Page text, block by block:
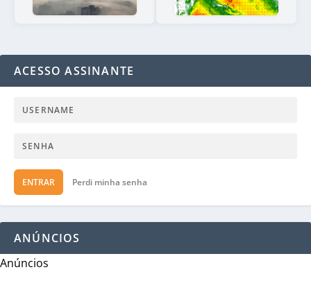
ACESSO ASSINANTE
ENTRAR Perdi minha senha
ANÚNCIOS
Anúncios